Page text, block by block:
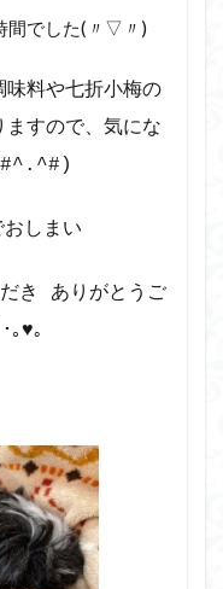
間でした(〃▽〃)
味料や七折小梅の
すので、気にな
(#^.^#)
しまい
き ありがとうご
｡♥｡